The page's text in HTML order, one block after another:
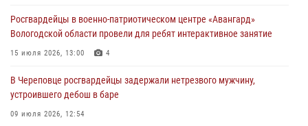
31 июля 2026, 06:43
В Вологде стартовал Чемпионат Северо-Западного округа
29 июля 2026, 13:20
Росгвардейцы в военно-патриотическом центре «Авангард»
Вологодской области провели для ребят интерактивное занятие
15 июля 2026, 13:00 4
В Череповце росгвардейцы задержали нетрезвого мужчину,
устроившего дебош в баре
09 июля 2026, 12:54